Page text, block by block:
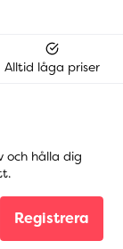
Alltid låga priser
och hålla dig
Registrera